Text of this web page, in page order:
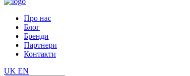
Про нас
Блог
Бренди
Партнери
Контакти
UK EN